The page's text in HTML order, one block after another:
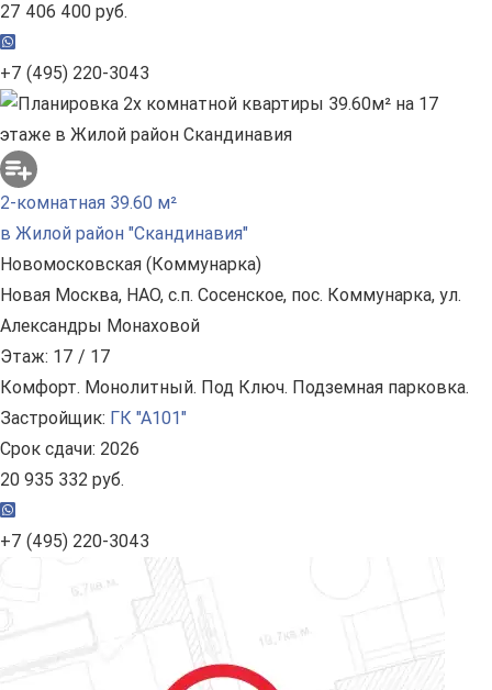
27 406 400 руб.
+7 (495) 220-3043
2-комнатная 39.60 м²
в Жилой район "Скандинавия"
Новомосковская (Коммунарка)
Новая Москва, НАО, с.п. Сосенское, пос. Коммунарка, ул.
Александры Монаховой
Этаж: 17 / 17
Комфорт. Монолитный. Под Ключ. Подземная парковка.
Застройщик: ГК "А101"
Срок сдачи: 2026
20 935 332 руб.
+7 (495) 220-3043